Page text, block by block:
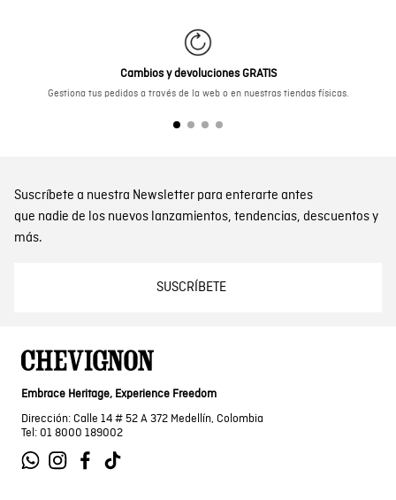
Cambios y devoluciones GRATIS
Gestiona tus pedidos a través de la web o en nuestras tiendas físicas.
Suscríbete a nuestra Newsletter para enterarte antes
que nadie de los nuevos lanzamientos, tendencias, descuentos y
más.
SUSCRÍBETE
Embrace Heritage, Experience Freedom
Dirección: Calle 14 # 52 A 372 Medellín, Colombia
Tel: 01 8000 189002